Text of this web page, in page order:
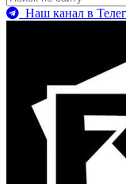
Наш канал в